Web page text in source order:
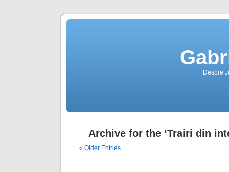
Despre
Archive for the ‘Trairi din
« Older Entries